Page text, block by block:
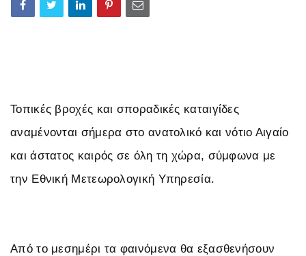
Τοπικές βροχές και σποραδικές καταιγίδες
αναμένονται σήμερα στο ανατολικό και νότιο Αιγαίο
και άστατος καιρός σε όλη τη χώρα, σύμφωνα με
την Εθνική Μετεωρολογική Υπηρεσία.
Από το μεσημέρι τα φαινόμενα θα εξασθενήσουν